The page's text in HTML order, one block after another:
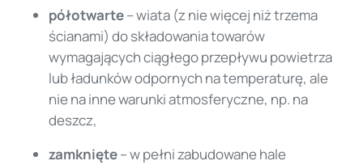
półotwarte– wiata (z nie więcej niż trzema
ścianami) do składowania towarów
wymagających ciągłego przepływu powietrza
lub ładunków odpornych na temperaturę, ale
nie na inne warunki atmosferyczne, np. na
deszcz,
zamknięte​​​ – w pełni zabudowane hale